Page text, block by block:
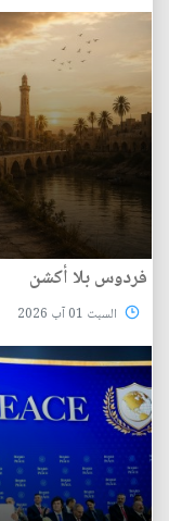
فردوس بلا أكشن
السبت 01 آب 2026